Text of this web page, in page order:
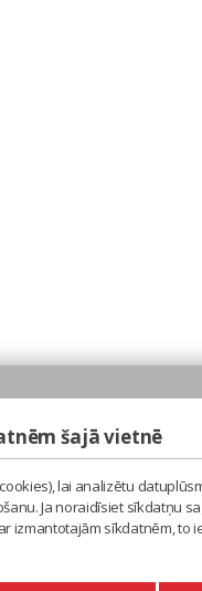
šajā vietnē
lai analizētu
Ja noraidīsiet sīkdatņu
izmantotajām sīkdatnēm,